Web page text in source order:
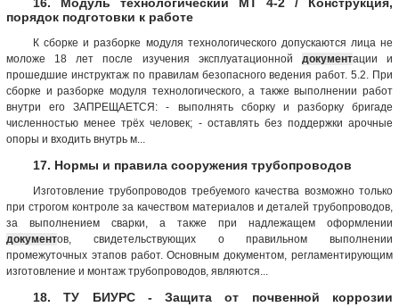
порядок подготовки к работе
К сборке и разборке модуля технологического допускаются лица не
моложе 18 лет после изучения эксплуатационной документации и
прошедшие инструктаж по правилам безопасного ведения работ. 5.2. При
сборке и разборке модуля технологического, а также выполнении работ
внутри его ЗАПРЕЩАЕТСЯ: - выполнять сборку и разборку бригаде
численностью менее трёх человек; - оставлять без поддержки арочные
опоры и входить внутрь м...
17. Нормы и правила сооружения трубопроводов
Изготовление трубопроводов требуемого качества возможно только
при строгом контроле за качеством материалов и деталей трубопроводов,
за выполнением сварки, а также при надлежащем оформлении
документов, свидетельствующих о правильном выполнении
промежуточных этапов работ. Основным документом, регламентирующим
изготовление и монтаж трубопроводов, являются...
18. ТУ БИУРС - Защита от почвенной коррозии